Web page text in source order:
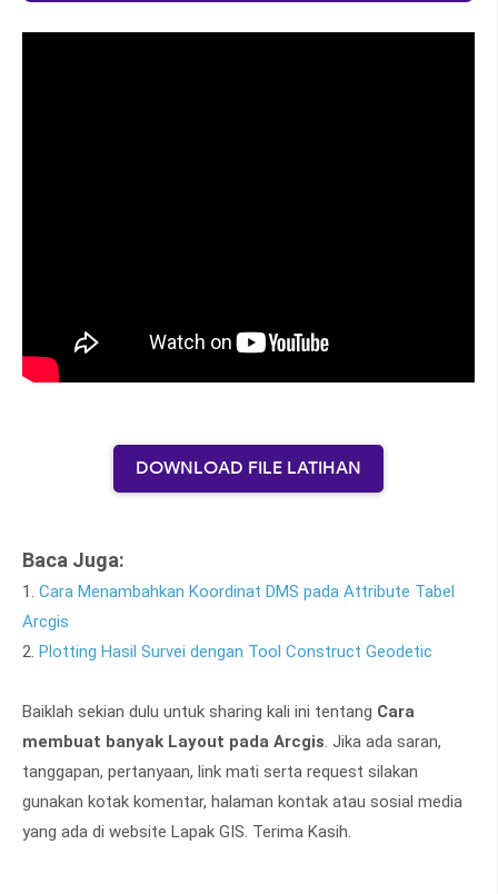
DOWNLOAD FILE LATIHAN
Baca Juga:
1. Cara Menambahkan Koordinat DMS pada Attribute Tabel
Arcgis
2. Plotting Hasil Survei dengan Tool Construct Geodetic
Baiklah sekian dulu untuk sharing kali ini tentang Cara
membuat banyak Layout pada Arcgis. Jika ada saran,
tanggapan, pertanyaan, link mati serta request silakan
gunakan kotak komentar, halaman kontak atau sosial media
yang ada di website Lapak GIS. Terima Kasih.